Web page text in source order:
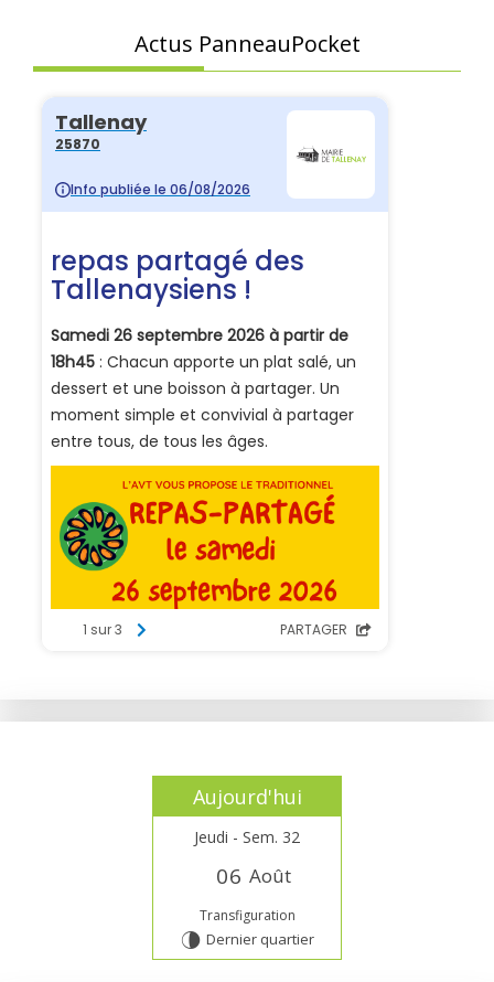
Actus PanneauPocket
Aujourd'hui
Jeudi - Sem. 32
06 Août
Transfiguration
U Dernier quartier